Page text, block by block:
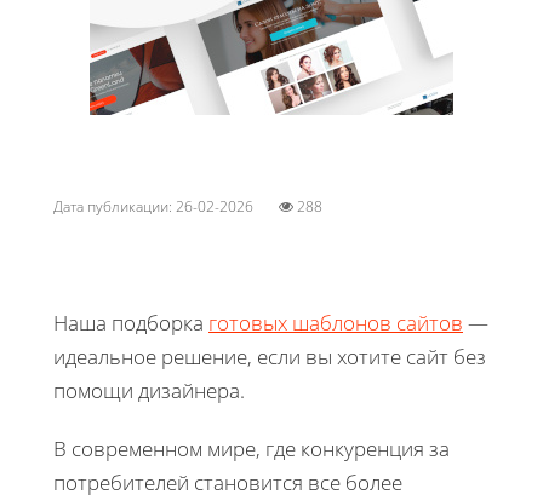
Дата публикации: 26-02-2026 288
Наша подборка готовых шаблонов сайтов —
идеальное решение, если вы хотите сайт без
помощи дизайнера.
В современном мире, где конкуренция за
потребителей становится все более